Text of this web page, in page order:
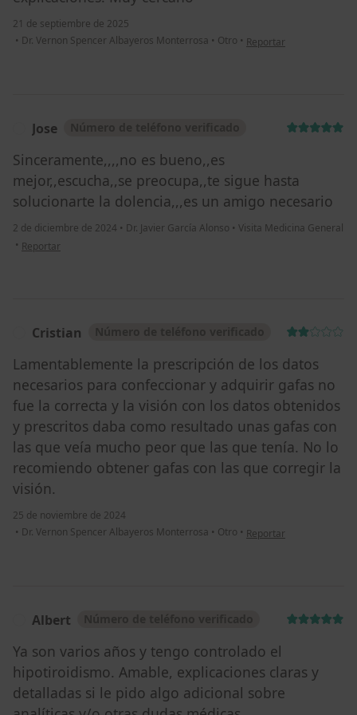
21 de septiembre de 2025
• Dr. Vernon Spencer Albayeros Monterrosa • Otro • en opinión del usuario
Reportar
Jose
Sinceramente,,,,no es bueno,,es
mejor,,escucha,,se preocupa,,te sigue hasta
solucionarte la dolencia,,,es un amigo necesario
2 de diciembre de 2024 • Dr. Javier García Alonso • Visita Medicina General
• en opinión del usuario Jose
Reportar
Cristian
Lamentablemente la prescripción de los datos
necesarios para confeccionar y adquirir gafas no
fue la correcta y la visión con los datos obtenidos
y prescritos daba como resultado unas gafas con
las que veía mucho peor que las que tenía. No lo
recomiendo obtener gafas con las que corregir la
visión.
25 de noviembre de 2024
• Dr. Vernon Spencer Albayeros Monterrosa • Otro • en opinión del usuario
Reportar
Albert
Ya son varios años y tengo controlado el
hipotiroidismo. Amable, explicaciones claras y
detalladas si le pido algo adicional sobre